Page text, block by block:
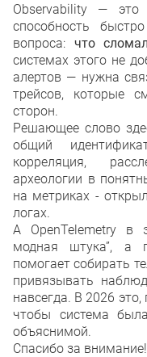
Observability — это
способность
вопроса: что
системах этого не
алертов — нужна
трейсов, которые
сторон.
Решающее слово
общий
корреляция,
археологии в
на метриках -
логах.
А OpenTelemetry в
модная штука”, а
помогает собирать
привязывать
навсегда. В 2026 это,
чтобы система
объяснимой.
Спасибо за внимание!